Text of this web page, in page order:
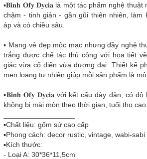
▪️𝐁𝐢̀𝐧𝐡 𝐎𝐟𝐲 𝐃𝐲𝐜𝐢𝐚 là một tác phẩm nghệ
chậm - tinh giản - gần gũi thiên nhiên, làm
áp và có chiều sâu.
▪️ Mang vẻ đẹp mộc mạc nhưng đầy nghệ
trắng được chế tác thủ công với họa tiết
giác vừa cổ điển vừa đương đại. Thiết kế
men loang tự nhiên giúp mỗi sản phẩm là
▪️𝐁𝐢̀𝐧𝐡 𝐎𝐟𝐲 𝐃𝐲𝐜𝐢𝐚 với kết cấu dày dặn, có độ
không bị mài mòn theo thời gian, tuổi thọ cao.
▪️Chất liệu: gốm sứ cao cấp
▪️Phong cách: decor rustic, vintage, wabi-sabi
▪️Kích thước:
- Loại A: 30*36*11,5cm